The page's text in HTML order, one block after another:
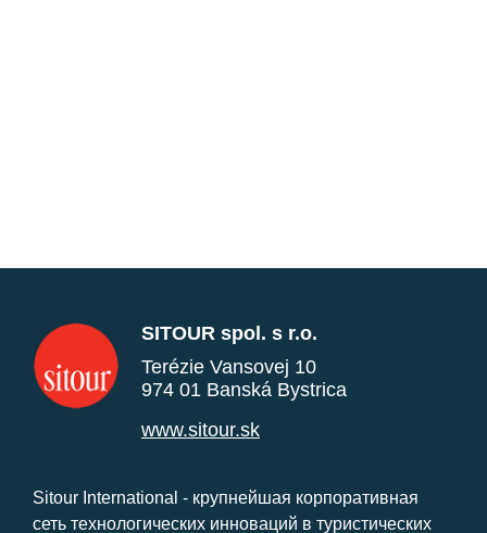
SITOUR spol. s r.o.
Terézie Vansovej 10
974 01 Banská Bystrica
www.sitour.sk
Sitour International - крупнейшая корпоративная
сеть технологических инноваций в туристических